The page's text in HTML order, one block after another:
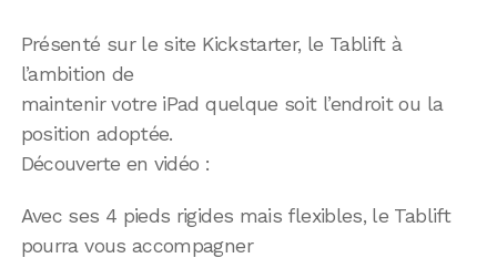
Présenté sur le site Kickstarter, le Tablift à
l’ambition de
maintenir votre iPad quelque soit l’endroit ou la
position adoptée.
Découverte en vidéo :
Avec ses 4 pieds rigides mais flexibles, le Tablift
pourra vous accompagner